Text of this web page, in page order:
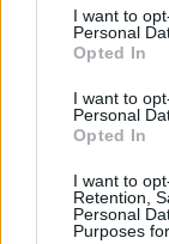
consent section.
I want to
Personal
Opted In
I want to
Personal
Opted In
I want to
Retention,
Personal
Purposes
Več iz
Vročina bo sredi
popustila,